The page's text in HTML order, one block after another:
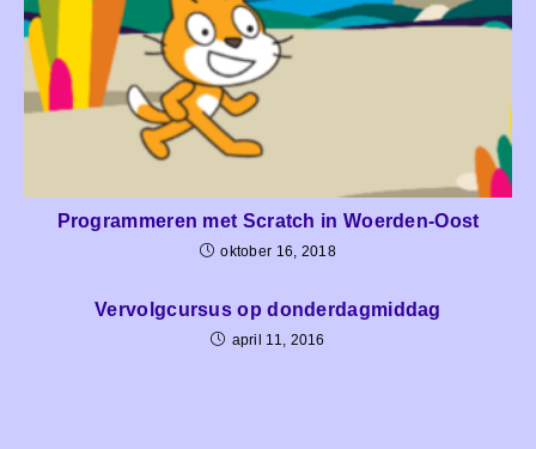
Programmeren met Scratch in Woerden-Oost
oktober 16, 2018
Vervolgcursus op donderdagmiddag
april 11, 2016